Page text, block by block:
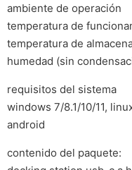
ambiente de operación
temperatura de
temperatura de
humedad (sin
requisitos del sistema
windows 7/8.1/10/11,
android
contenido del paquete: